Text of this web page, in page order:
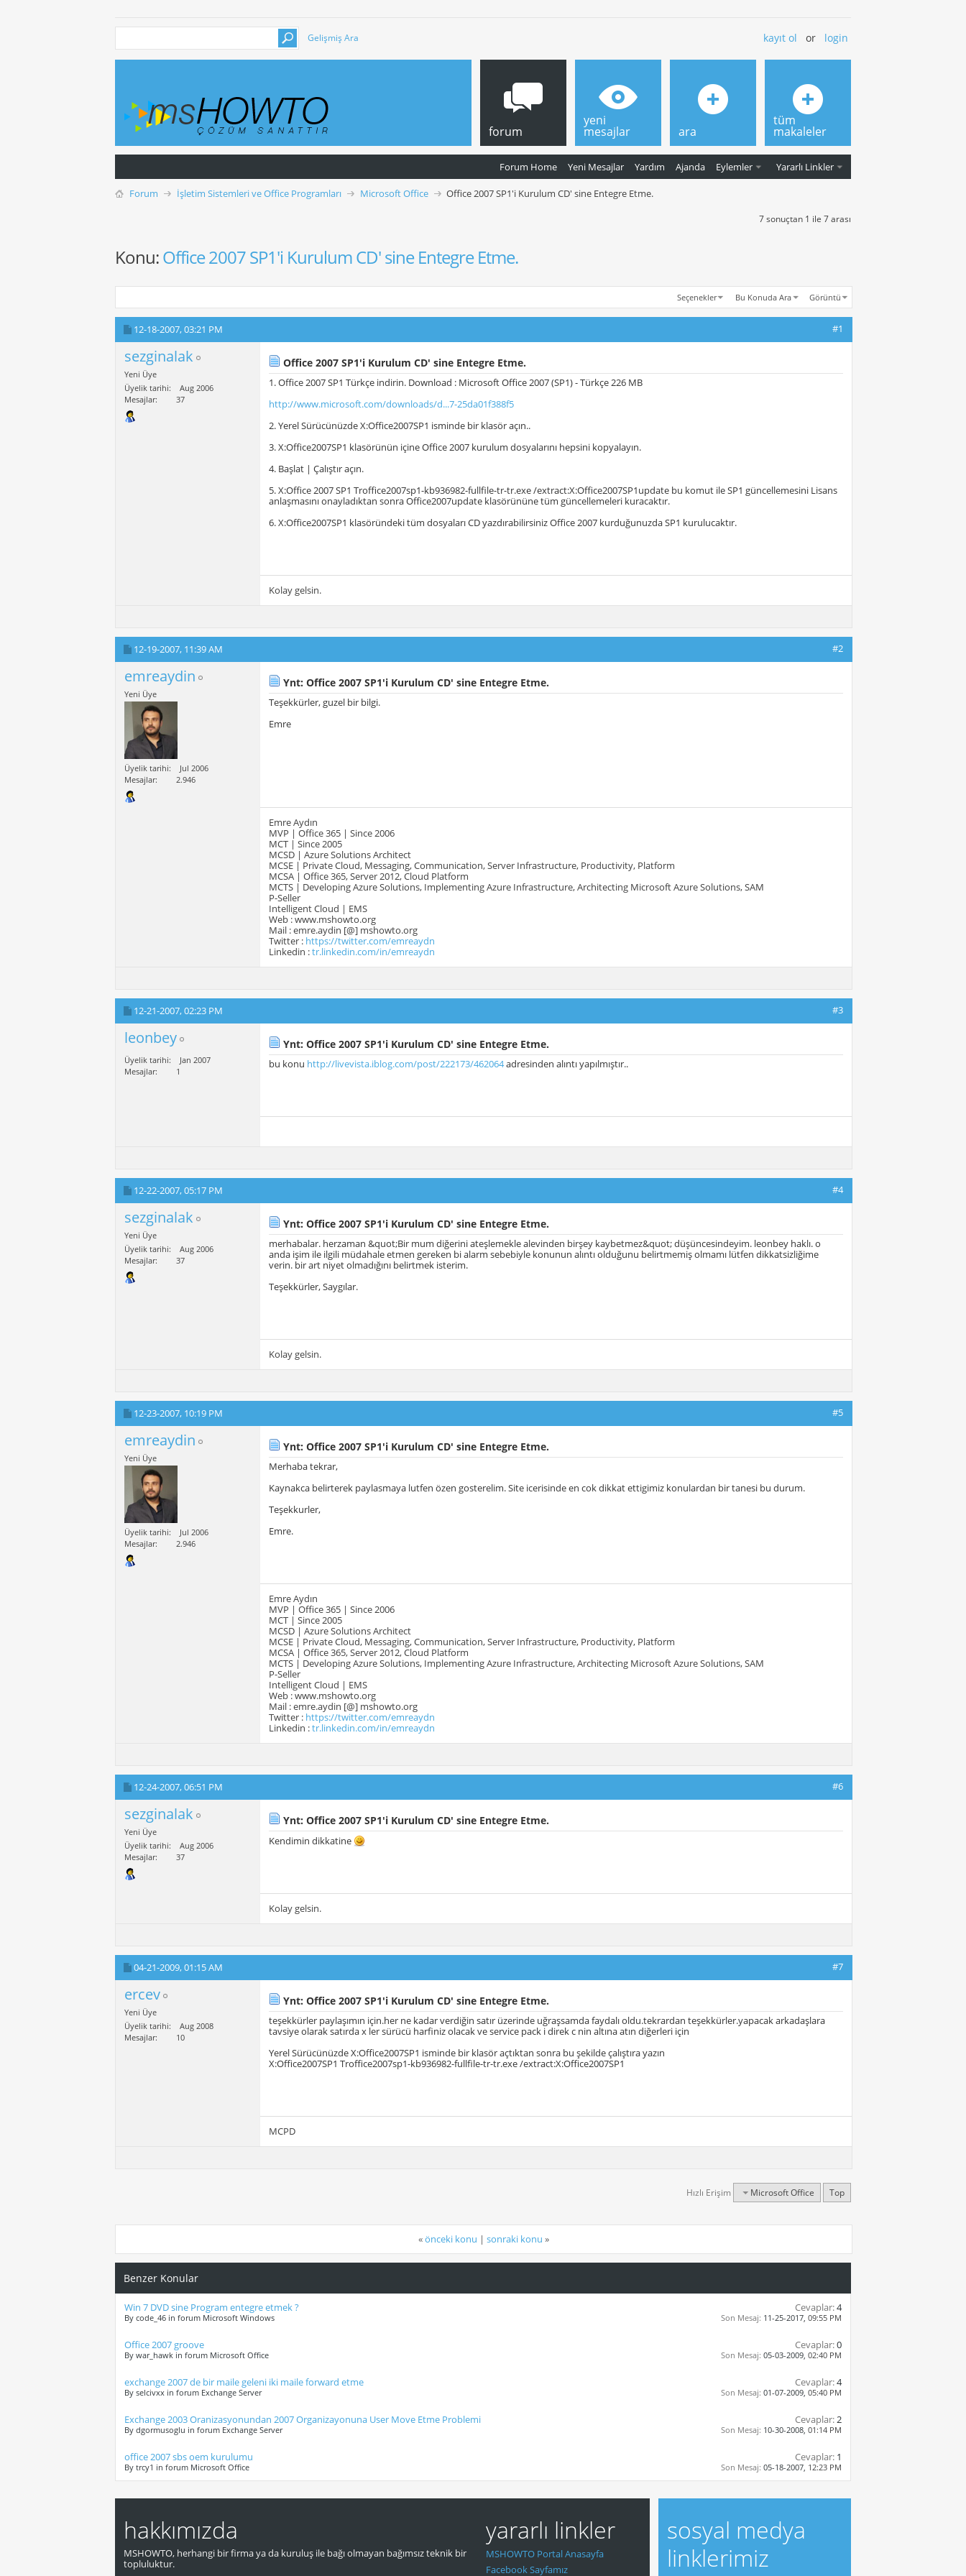
Gelişmiş Ara kayıt ol or login
forum
Forum Home Yeni Mesajlar Yardım Ajanda Eylemler Yararlı Linkler
yeni
mesajlar ara
tüm
makaleler
Forum İşletim Sistemleri ve Office Programları Microsoft Office Office 2007 SP1'i Kurulum CD' sine Entegre Etme.
7 sonuçtan 1 ile 7 arası
Konu:Office 2007 SP1'i Kurulum CD' sine Entegre Etme.
Seçenekler Bu Konuda Ara Görüntü
12-18-2007,03:21 PM #1
sezginalak
Yeni Üye
Üyelik tarihi
Aug 2006
Mesajlar
37
Office 2007 SP1'i Kurulum CD' sine Entegre Etme.
1. Office 2007 SP1 Türkçe indirin. Download : Microsoft Office 2007 (SP1) - Türkçe 226 MB
http://www.microsoft.com/downloads/d...7-25da01f388f5
2. Yerel Sürücünüzde X:Office2007SP1 isminde bir klasör açın..
3. X:Office2007SP1 klasörünün içine Office 2007 kurulum dosyalarını hepsini kopyalayın.
4. Başlat | Çalıştır açın.
5. X:Office 2007 SP1 Troffice2007sp1-kb936982-fullfile-tr-tr.exe /extract:X:Office2007SP1update bu komut ile SP1 güncellemesini Lisans
anlaşmasını onayladıktan sonra Office2007update klasörününe tüm güncellemeleri kuracaktır.
6. X:Office2007SP1 klasöründeki tüm dosyaları CD yazdırabilirsiniz Office 2007 kurduğunuzda SP1 kurulucaktır.
Kolay gelsin.
12-19-2007, 11:39 AM #2
emreaydin
Yeni Üye
Üyelik tarihi
Jul 2006
Mesajlar
2.946
Ynt: Office 2007 SP1'i Kurulum CD' sine Entegre Etme.
Teşekkürler, guzel bir bilgi.
Emre
Emre Aydın
MVP | Office 365 | Since 2006
MCT | Since 2005
MCSD | Azure Solutions Architect
MCSE | Private Cloud, Messaging, Communication, Server Infrastructure, Productivity, Platform
MCSA | Office 365, Server 2012, Cloud Platform
MCTS | Developing Azure Solutions, Implementing Azure Infrastructure, Architecting Microsoft Azure Solutions, SAM
P-Seller
Intelligent Cloud | EMS
Web : www.mshowto.org
Mail : emre.aydin [@] mshowto.org
Twitter : https://twitter.com/emreaydn
Linkedin :tr.linkedin.com/in/emreaydn
12-21-2007,02:23 PM #3
leonbey
Üyelik tarihi
Jan 2007
Mesajlar
1
Ynt: Office 2007 SP1'i Kurulum CD' sine Entegre Etme.
bu konu http://livevista.iblog.com/post/222173/462064adresinden alıntı yapılmıştır..
12-22-2007,05:17 PM #4
sezginalak
Yeni Üye
Üyelik tarihi
Aug 2006
Mesajlar
37
Ynt: Office 2007 SP1'i Kurulum CD' sine Entegre Etme.
merhabalar. herzaman &quot;Bir mum diğerini ateşlemekle alevinden birşey kaybetmez&quot; düşüncesindeyim. leonbey haklı. o
anda işim ile ilgili müdahale etmen gereken bi alarm sebebiyle konunun alıntı olduğunu belirtmemiş olmamı lütfen dikkatsizliğime
verin. bir art niyet olmadığını belirtmek isterim.
Teşekkürler, Saygılar.
Kolay gelsin.
12-23-2007, 10:19 PM #5
emreaydin
Yeni Üye
Üyelik tarihi
Jul 2006
Mesajlar
2.946
Ynt: Office 2007 SP1'i Kurulum CD' sine Entegre Etme.
Merhaba tekrar,
Kaynakca belirterek paylasmaya lutfen özen gosterelim. Site icerisinde en cok dikkat ettigimiz konulardan bir tanesi bu durum.
Teşekkurler,
Emre.
Emre Aydın
MVP | Office 365 | Since 2006
MCT | Since 2005
MCSD | Azure Solutions Architect
MCSE | Private Cloud, Messaging, Communication, Server Infrastructure, Productivity, Platform
MCSA | Office 365, Server 2012, Cloud Platform
MCTS | Developing Azure Solutions, Implementing Azure Infrastructure, Architecting Microsoft Azure Solutions, SAM
P-Seller
Intelligent Cloud | EMS
Web : www.mshowto.org
Mail : emre.aydin [@] mshowto.org
Twitter : https://twitter.com/emreaydn
Linkedin :tr.linkedin.com/in/emreaydn
12-24-2007,06:51 PM #6
sezginalak
Yeni Üye
Üyelik tarihi
Aug 2006
Mesajlar
37
Ynt: Office 2007 SP1'i Kurulum CD' sine Entegre Etme.
Kendimin dikkatine
Kolay gelsin.
04-21-2009,01:15 AM #7
ercev
Yeni Üye
Üyelik tarihi
Aug 2008
Mesajlar
10
Ynt: Office 2007 SP1'i Kurulum CD' sine Entegre Etme.
teşekkürler paylaşımın için.her ne kadar verdiğin satır üzerinde uğraşsamda faydalı oldu.tekrardan teşekkürler.yapacak arkadaşlara
tavsiye olarak satırda x ler sürücü harfiniz olacak ve service pack i direk c nin altına atın diğerleri için
Yerel Sürücünüzde X:Office2007SP1 isminde bir klasör açtıktan sonra bu şekilde çalıştıra yazın
X:Office2007SP1 Troffice2007sp1-kb936982-fullfile-tr-tr.exe /extract:X:Office2007SP1
MCPD
Hızlı Erişim Microsoft Office Top
«önceki konu | sonraki konu »
Benzer Konular
Win 7 DVD sine Program entegre etmek ?
By code_46 in forum Microsoft Windows
Cevaplar:4
Son Mesaj: 11-25-2017, 09:55 PM
Office 2007 groove
By war_hawk in forum Microsoft Office
Cevaplar:0
Son Mesaj: 05-03-2009, 02:40 PM
exchange 2007 de bir maile geleni iki maile forward etme
By selcivxx in forum Exchange Server
Cevaplar:4
Son Mesaj: 01-07-2009, 05:40 PM
Exchange 2003 Oranizasyonundan 2007 Organizayonuna User Move Etme Problemi
By dgormusoglu in forum Exchange Server
Cevaplar:2
Son Mesaj: 10-30-2008, 01:14 PM
office 2007 sbs oem kurulumu
By trcy1 in forum Microsoft Office
Cevaplar: 1
Son Mesaj: 05-18-2007, 12:23 PM
hakkımızda
MSHOWTO, herhangi bir firma ya da kuruluş ile bağı olmayan bağımsız teknik bir
topluluktur.
yararlı linkler
MSHOWTO Portal Anasayfa
Facebook Sayfamız
sosyal medya
linklerimiz